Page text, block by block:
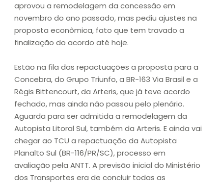
aprovou a remodelagem da concessão em
novembro do ano passado, mas pediu ajustes na
proposta econômica, fato que tem travado a
finalização do acordo até hoje.
Estão na fila das repactuações a proposta para a
Concebra, do Grupo Triunfo, a BR-163 Via Brasil e a
Régis Bittencourt, da Arteris, que já teve acordo
fechado, mas ainda não passou pelo plenário.
Aguarda para ser admitida a remodelagem da
Autopista Litoral Sul, também da Arteris. E ainda vai
chegar ao TCU a repactuação da Autopista
Planalto Sul (BR-116/PR/SC), processo em
avaliação pela ANTT. A previsão inicial do Ministério
dos Transportes era de concluir todas as